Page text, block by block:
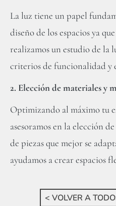
La luz tiene un papel
diseño de los espacios ya
realizamos un estudio de la
criterios de funcionalidad y
2. Elección de materiales y
Optimizando al máximo tu
asesoramos en la elección
de piezas que mejor se
ayudamos a crear espacios
< VOLVER A